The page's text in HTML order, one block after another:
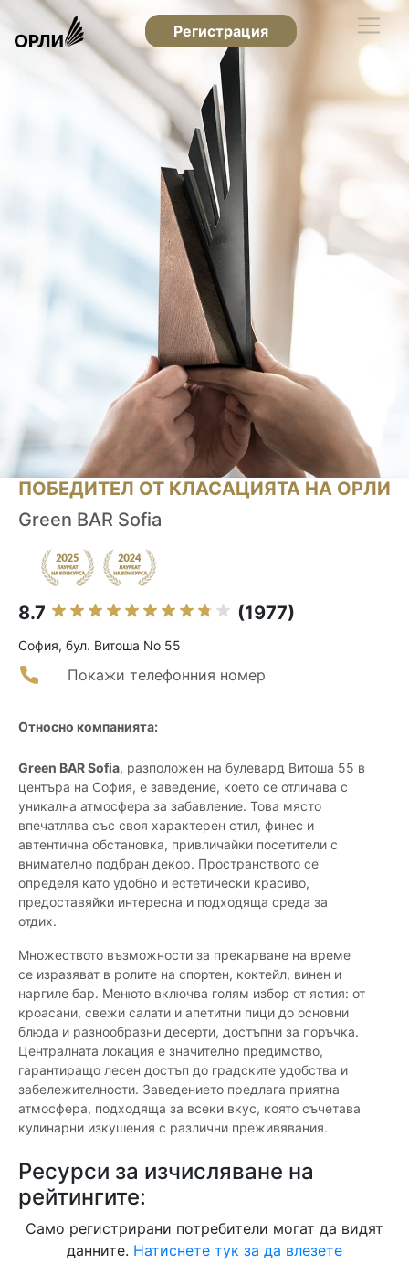
Регистрация
ПОБЕДИТЕЛ ОТ КЛАСАЦИЯТА НА ОРЛИ
Green BAR Sofia
8.7 (1977)
София, бул. Витоша No 55
Покажи телефонния номер
Относно компанията:
Green BAR Sofia, разположен на булевард Витоша 55 в
центъра на София, е заведение, което се отличава с
уникална атмосфера за забавление. Това място
впечатлява със своя характерен стил, финес и
автентична обстановка, привличайки посетители с
внимателно подбран декор. Пространството се
определя като удобно и естетически красиво,
предоставяйки интересна и подходяща среда за
отдих.
Множеството възможности за прекарване на време
се изразяват в ролите на спортен, коктейл, винен и
наргиле бар. Менюто включва голям избор от ястия: от
кроасани, свежи салати и апетитни пици до основни
блюда и разнообразни десерти, достъпни за поръчка.
Централната локация е значително предимство,
гарантиращо лесен достъп до градските удобства и
забележителности. Заведението предлага приятна
атмосфера, подходяща за всеки вкус, която съчетава
кулинарни изкушения с различни преживявания.
Ресурси за изчисляване на
рейтингите:
Само регистрирани потребители могат да видят
данните. Натиснете тук за да влезете